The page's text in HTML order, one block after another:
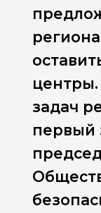
задач
первый